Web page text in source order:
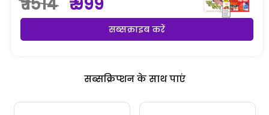
सब्सक्राइब करें
सब्सक्रिप्शन के साथ पाएं